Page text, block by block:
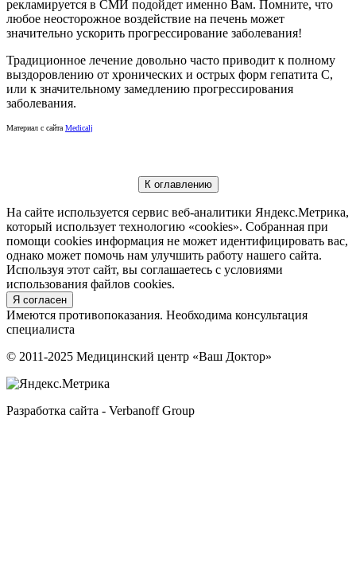
рекламируется в СМИ подойдет именно Вам. Помните, что
любое неосторожное воздействие на печень может
значительно ускорить прогрессирование заболевания!
Традиционное лечение довольно часто приводит к полному
выздоровлению от хронических и острых форм гепатита С,
или к значительному замедлению прогрессирования
заболевания.
Материал с сайта Medicalj
К оглавлению
На сайте используется сервис веб-аналитики Яндекс.Метрика,
который использует технологию «cookies». Собранная при
помощи cookies информация не может идентифицировать вас,
однако может помочь нам улучшить работу нашего сайта.
Используя этот сайт, вы соглашаетесь с условиями
использования файлов cookies.
Я согласен
Имеются противопоказания. Необходима консультация
специалиста
© 2011-2025 Медицинский центр «Ваш Доктор»
Разработка сайта - Verbanoff Group